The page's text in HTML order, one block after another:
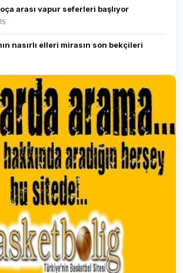
arası vapur seferleri başlıyor
nasırlı elleri mirasın son bekçileri